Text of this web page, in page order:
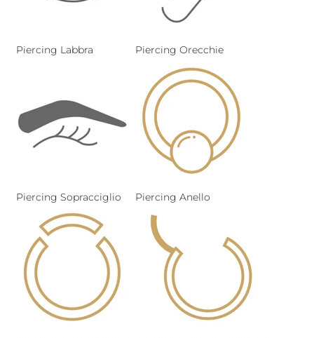
Piercing Labbra Piercing Orecchie
Piercing Sopracciglio Piercing Anello